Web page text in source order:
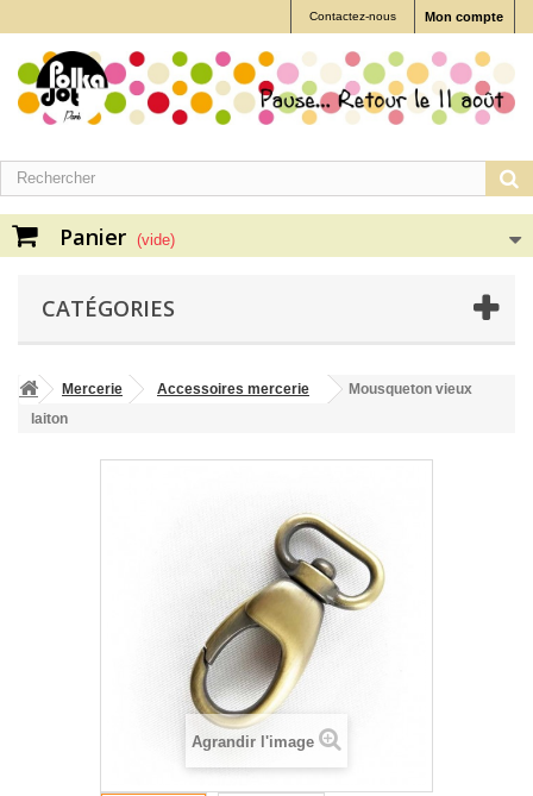
Mon compte
Contactez-nous
Panier (vide)
CATÉGORIES
Mercerie Accessoires mercerie
Mousqueton vieux
laiton
Agrandir l'image